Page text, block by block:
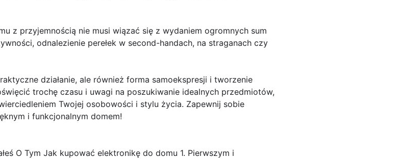
z przyjemnością nie musi wiązać się z wydaniem ogromnych sum
odnalezienie perełek w second-handach, na straganach czy
działanie, ale również forma samoekspresji i tworzenie
trochę czasu i uwagi na poszukiwanie idealnych przedmiotów,
Twojej osobowości i stylu życia. Zapewnij sobie
i funkcjonalnym domem!
O Tym Jak kupować elektronikę do domu 1. Pierwszym i